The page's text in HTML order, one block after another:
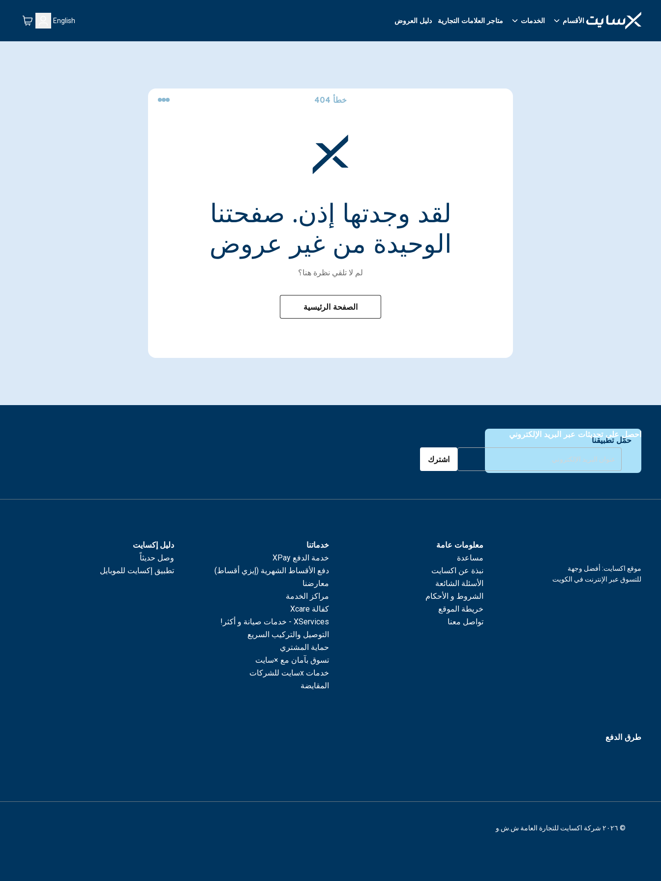
الأقسام الخدمات متاجر العلامات التجارية دليل العروض English
خطأ 404
لقد وجدتها إذن. صفحتنا
الوحيدة من غير عروض
لم لا تلقي نظرة هنا؟
الصفحة الرئيسية
حمّل تطبيقنا
احصل على تحديثات عبر البريد الإلكتروني
اشترك
معلومات عامة
مساعدة
نبذة عن اكسايت
الأسئلة الشائعة
الشروط و الأحكام
خريطة الموقع
تواصل معنا
خدماتنا
خدمة الدفع XPay
دفع الأقساط الشهرية (إيزي أقساط)
معارضنا
مراكز الخدمة
كفالة Xcare
XServices - خدمات صيانة و أكثر!
التوصيل والتركيب السريع
حماية المشتري
تسوق بآمان مع ×سايت
خدمات xسايت للشركات
المقايضة
دليل إكسايت
وصل حديثاً
تطبيق إكسايت للموبايل
موقع اكسايت: أفضل وجهة
للتسوق عبر الإنترنت في الكويت
طرق الدفع
© ٢٠٢٦ شركة اكسايت للتجارة العامة ش.ش.و